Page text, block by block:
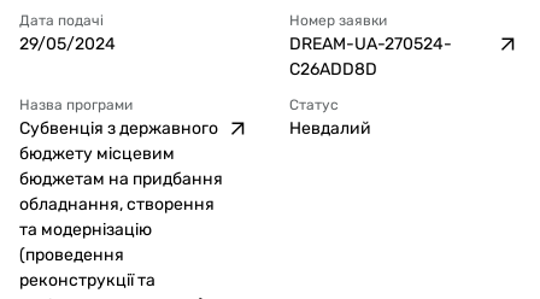
Дата подачі
29/05/2024
Номер заявки
DREAM-UA-270524-
C26ADD8D
Назва програми
Субвенція з державного
бюджету місцевим
бюджетам на придбання
обладнання, створення
та модернізацію
(проведення
реконструкції та
Статус
Невдалий